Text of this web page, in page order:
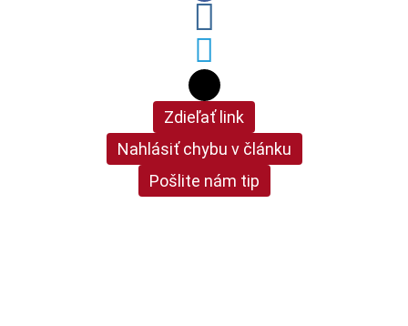
Zdieľať link
Nahlásiť chybu v článku
Pošlite nám tip